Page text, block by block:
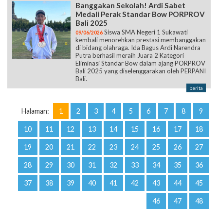
Banggakan Sekolah! Ardi Sabet
Medali Perak Standar Bow PORPROV
Bali 2025
09/06/2026 Siswa SMA Negeri 1 Sukawati
kembali menorehkan prestasi membanggakan
di bidang olahraga. Ida Bagus Ardi Narendra
Putra berhasil meraih Juara 2 Kategori
Eliminasi Standar Bow dalam ajang PORPROV
Bali 2025 yang diselenggarakan oleh PERPANI
Bali.
berita
Halaman: 1 2 3 4 5 6 7 8 9
10 11 12 13 14 15 16 17 18
19 20 21 22 23 24 25 26 27
28 29 30 31 32 33 34 35 36
37 38 39 40 41 42 43 44 45
46 47 48